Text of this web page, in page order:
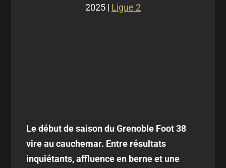
2025 | Ligue 2
Le début de saison du Grenoble Foot 38
vire au cauchemar. Entre résultats
inquiétants, affluence en berne et une